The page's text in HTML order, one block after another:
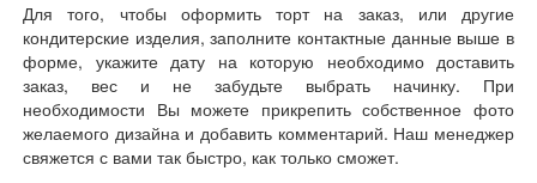
Для того, чтобы оформить торт на заказ, или другие
кондитерские изделия, заполните контактные данные выше в
форме, укажите дату на которую необходимо доставить
заказ, вес и не забудьте выбрать начинку. При
необходимости Вы можете прикрепить собственное фото
желаемого дизайна и добавить комментарий. Наш менеджер
свяжется с вами так быстро, как только сможет.